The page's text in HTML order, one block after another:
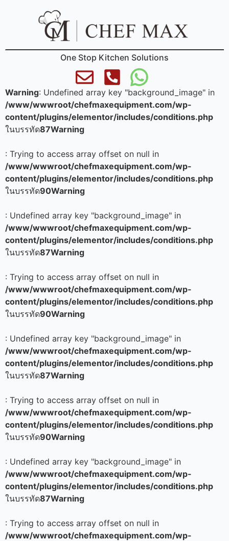
One Stop Kitchen Solutions
Warning: Undefined array key "background_image" in
/www/wwwroot/chefmaxequipment.com/wp-
content/plugins/elementor/includes/conditions.php
ในบรรทัด87Warning
: Trying to access array offset on null in
/www/wwwroot/chefmaxequipment.com/wp-
content/plugins/elementor/includes/conditions.php
ในบรรทัด90Warning
: Undefined array key "background_image" in
/www/wwwroot/chefmaxequipment.com/wp-
content/plugins/elementor/includes/conditions.php
ในบรรทัด87Warning
: Trying to access array offset on null in
/www/wwwroot/chefmaxequipment.com/wp-
content/plugins/elementor/includes/conditions.php
ในบรรทัด90Warning
: Undefined array key "background_image" in
/www/wwwroot/chefmaxequipment.com/wp-
content/plugins/elementor/includes/conditions.php
ในบรรทัด87Warning
: Trying to access array offset on null in
/www/wwwroot/chefmaxequipment.com/wp-
content/plugins/elementor/includes/conditions.php
ในบรรทัด90Warning
: Undefined array key "background_image" in
/www/wwwroot/chefmaxequipment.com/wp-
content/plugins/elementor/includes/conditions.php
ในบรรทัด87Warning
: Trying to access array offset on null in
/www/wwwroot/chefmaxequipment.com/wp-